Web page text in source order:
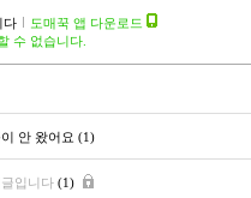
다
도매꾹 앱 다운로드
수 없습니다.
안 왔어요 (1)
입니다 (1)